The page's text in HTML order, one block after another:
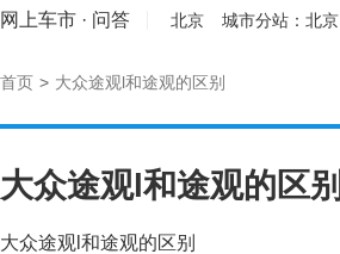
网上车市 · 问答 北京 城市分站： 北京
首页 > 大众途观l和途观的区别
大众途观l和途观的区别
大众途观l和途观的区别